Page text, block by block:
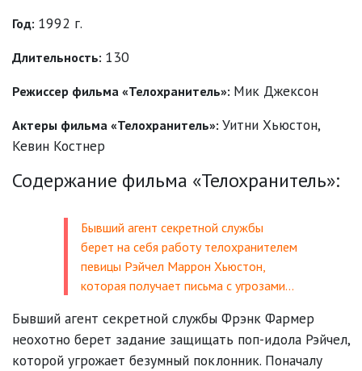
Год: 1992 г.
Длительность: 130
Режиссер фильма «Телохранитель»: Мик Джексон
Актеры фильма «Телохранитель»: Уитни Хьюстон,
Кевин Костнер
Содержание фильма «Телохранитель»:
Бывший агент секретной службы
берет на себя работу телохранителем
певицы Рэйчел Маррон Хьюстон,
которая получает письма с угрозами…
Бывший агент секретной службы Фрэнк Фармер
неохотно берет задание защищать поп-идола Рэйчел,
которой угрожает безумный поклонник. Поначалу